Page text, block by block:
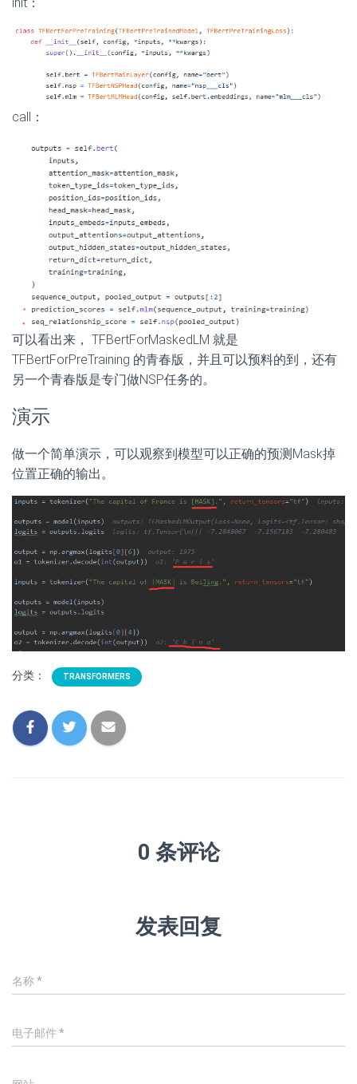
call：
可以看出来， TFBertForMaskedLM 就是
TFBertForPreTraining 的青春版，并且可以预料的到，还有
另一个青春版是专门做NSP任务的。
演示
做一个简单演示，可以观察到模型可以正确的预测Mask掉
位置正确的输出。
分类： TRANSFORMERS
0 条评论
发表回复
名称*
电子邮件 *